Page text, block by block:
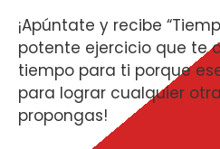
¡Apúntate y recibe
potente ejercicio que te
tiempo para ti porque
para lograr cualquier
propongas!